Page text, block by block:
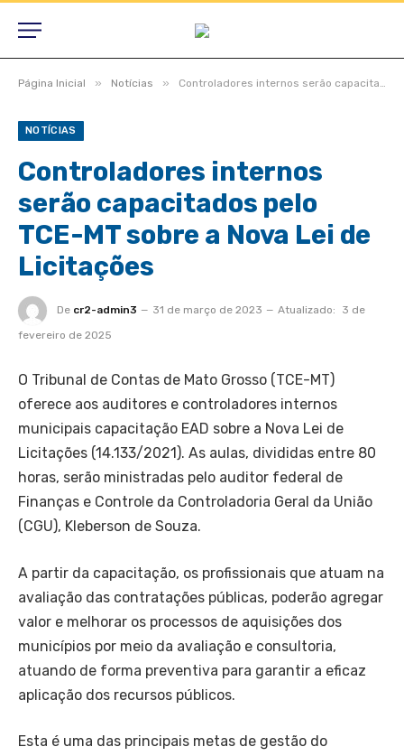
Página Inicial » Notícias » Controladores internos serão capacitados pelo TCE-MT sobre a Nova Lei de Licitações
NOTÍCIAS
Controladores internos
serão capacitados pelo
TCE-MT sobre a Nova Lei de
Licitações
De cr2-admin3 31 de março de 2023 Atualizado:
3 de
fevereiro de 2025
O Tribunal de Contas de Mato Grosso (TCE-MT)
oferece aos auditores e controladores internos
municipais capacitação EAD sobre a Nova Lei de
Licitações (14.133/2021). As aulas, divididas entre 80
horas, serão ministradas pelo auditor federal de
Finanças e Controle da Controladoria Geral da União
(CGU), Kleberson de Souza.
A partir da capacitação, os profissionais que atuam na
avaliação das contratações públicas, poderão agregar
valor e melhorar os processos de aquisições dos
municípios por meio da avaliação e consultoria,
atuando de forma preventiva para garantir a eficaz
aplicação dos recursos públicos.
Esta é uma das principais metas de gestão do